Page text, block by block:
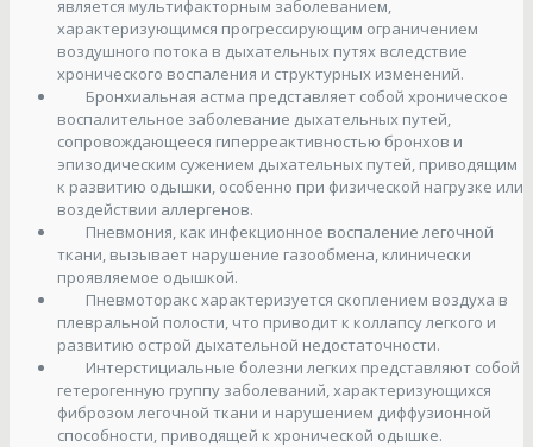
является мультифакторным заболеванием,
характеризующимся прогрессирующим ограничением
воздушного потока в дыхательных путях вследствие
хронического воспаления и структурных изменений.
Бронхиальная астма представляет собой хроническое
воспалительное заболевание дыхательных путей,
сопровождающееся гиперреактивностью бронхов и
эпизодическим сужением дыхательных путей, приводящим
к развитию одышки, особенно при физической нагрузке или
воздействии аллергенов.
Пневмония, как инфекционное воспаление легочной
ткани, вызывает нарушение газообмена, клинически
проявляемое одышкой.
Пневмоторакс характеризуется скоплением воздуха в
плевральной полости, что приводит к коллапсу легкого и
развитию острой дыхательной недостаточности.
Интерстициальные болезни легких представляют собой
гетерогенную группу заболеваний, характеризующихся
фиброзом легочной ткани и нарушением диффузионной
способности, приводящей к хронической одышке.